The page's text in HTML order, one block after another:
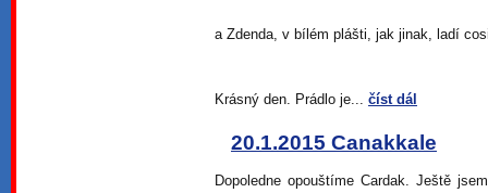
a Zdenda, v bílém plášti, jak jinak, ladí
Krásný den. Prádlo je... číst dál
20.1.2015 Canakkale
Dopoledne opouštíme Cardak. Ještě